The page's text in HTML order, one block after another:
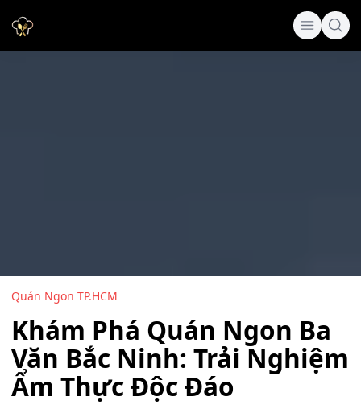
Quán Ngon TP.HCM
Khám Phá Quán Ngon Ba
Văn Bắc Ninh: Trải Nghiệm
Ẩm Thực Độc Đáo